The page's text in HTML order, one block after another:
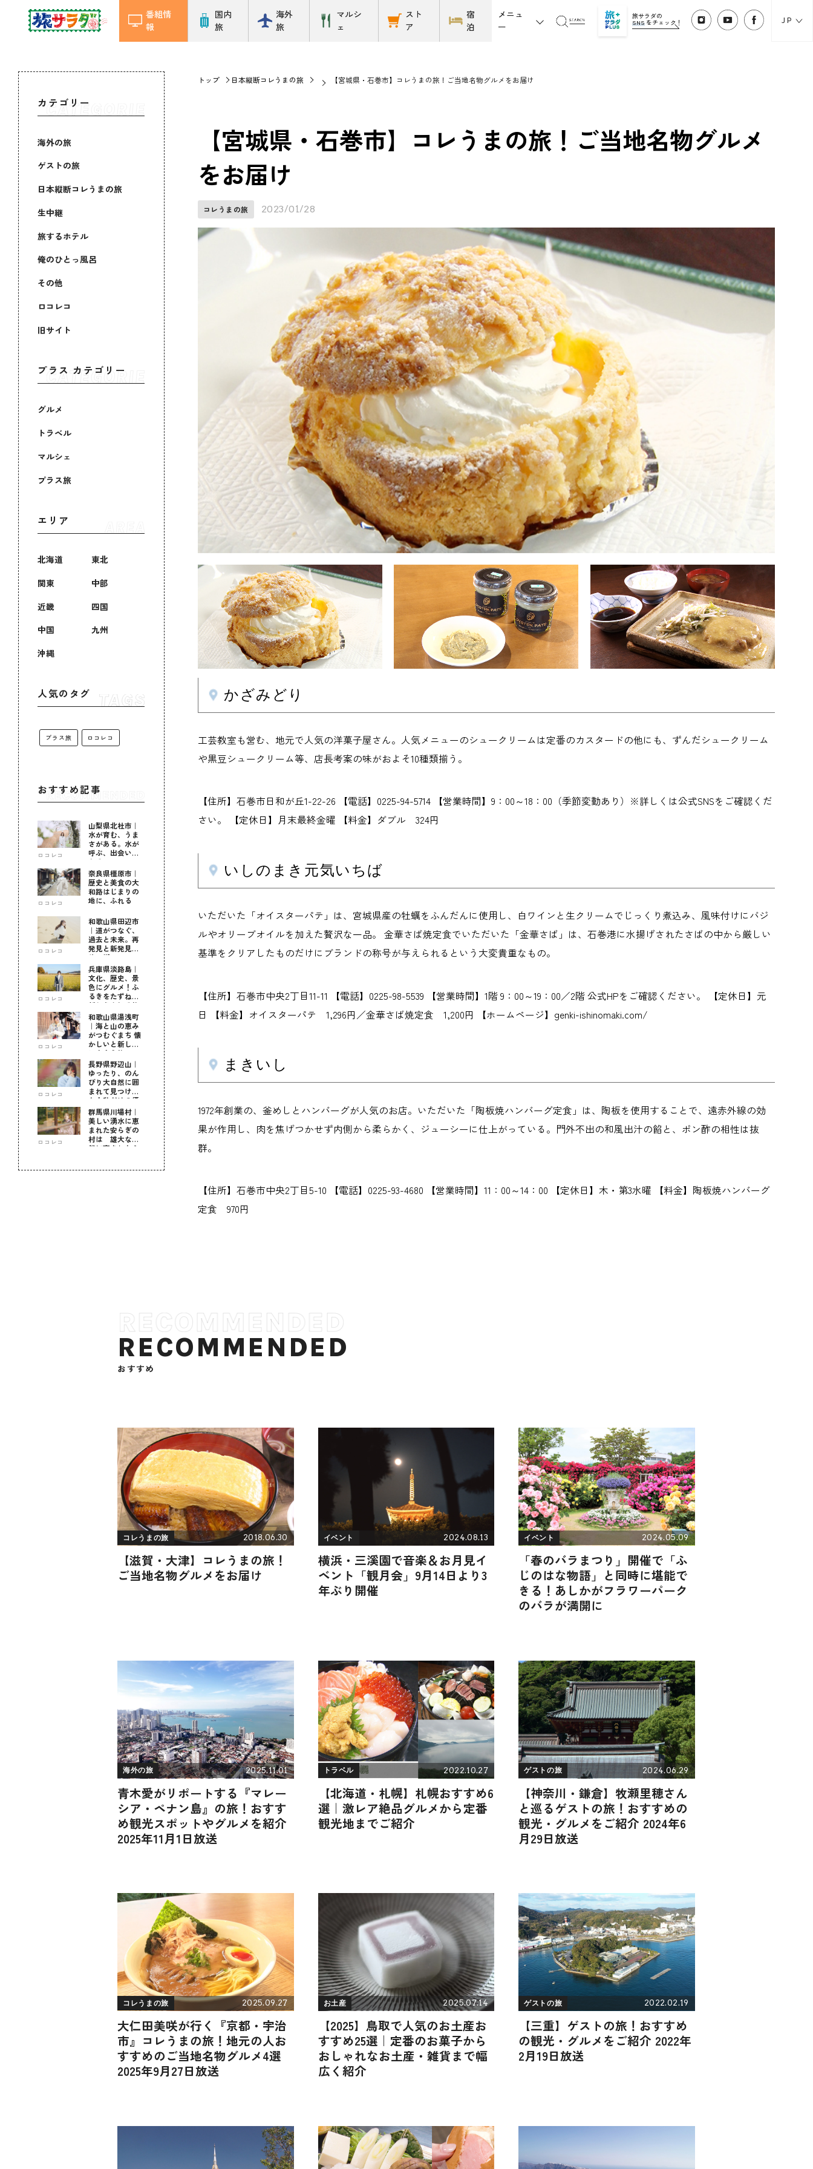
番組情
報
国内
旅
海外
旅
マルシ
ェ
スト
ア
宿
泊
メニュ
ー
旅サラダの
SNS をチェック！ JP
カテゴリー
海外の旅
ゲストの旅
日本縦断コレうまの旅
生中継
旅するホテル
俺のひとっ風呂
その他
ロコレコ
旧サイト
プラス カテゴリー
グルメ
トラベル
マルシェ
プラス旅
エリア
北海道
東北
関東
中部
近畿
四国
中国
九州
沖縄
人気のタグ
プラス旅 ロコレコ
おすすめ記事
ロコレコ
山梨県北杜市｜
水が育む、うま
さがある。水が
呼ぶ、出会いが
ある。
ロコレコ
奈良県橿原市｜
歴史と美食の大
和路はじまりの
地に、ふれる
ロコレコ
和歌山県田辺市
｜道がつなぐ、
過去と未来。再
発見と新発見の
待つ街へ
ロコレコ
兵庫県淡路島｜
文化、歴史、景
色にグルメ！ふ
るきをたずねて
新しきを知る旅
ロコレコ
和歌山県湯浅町
｜海と山の恵み
がつむぐまち 懐
かしいと新しい
に出会う旅
ロコレコ
長野県野辺山｜
ゆったり、のん
びり大自然に囲
まれて見つけ
た！私だけの優
しい自分時間
ロコレコ
群馬県川場村｜
美しい湧水に恵
まれた安らぎの
村は 雄大な自
然に育まれた心
トップ 日本縦断コレうまの旅 【宮城県・石巻市】コレうまの旅！ご当地名物グルメをお届け
【宮城県・石巻市】コレうまの旅！ご当地名物グルメ
をお届け
コレうまの旅 2023/01/28
かざみどり
工芸教室も営む、地元で人気の洋菓子屋さん。人気メニューのシュークリームは定番のカスタードの他にも、ずんだシュークリーム
や黒豆シュークリーム等、店長考案の味がおよそ10種類揃う。
【住所】石巻市日和が丘1-22-26 【電話】0225-94-5714 【営業時間】9：00～18：00（季節変動あり）※詳しくは公式SNSをご確認くだ
さい。 【定休日】月末最終金曜 【料金】ダブル 324円
いしのまき元気いちば
いただいた「オイスターパテ」は、宮城県産の牡蠣をふんだんに使用し、白ワインと生クリームでじっくり煮込み、風味付けにバジ
ルやオリーブオイルを加えた贅沢な一品。 金華さば焼定食でいただいた「金華さば」は、石巻港に水揚げされたさばの中から厳しい
基準をクリアしたものだけにブランドの称号が与えられるという大変貴重なもの。
【住所】石巻市中央2丁目11-11 【電話】0225-98-5539 【営業時間】1階 9：00～19：00／2階 公式HPをご確認ください。 【定休日】元
日 【料金】オイスターパテ 1,296円／金華さば焼定食 1,200円 【ホームページ】genki-ishinomaki.com/
まきいし
1972年創業の、釜めしとハンバーグが人気のお店。いただいた「陶板焼ハンバーグ定食」は、陶板を使用することで、遠赤外線の効
果が作用し、肉を焦げつかせず内側から柔らかく、ジューシーに仕上がっている。門外不出の和風出汁の餡と、ポン酢の相性は抜
群。
【住所】石巻市中央2丁目5-10 【電話】0225-93-4680 【営業時間】11：00～14：00 【定休日】木・第3水曜 【料金】陶板焼ハンバーグ
定食 970円
RECOMMENDED
おすすめ
コレうまの旅 2018.06.30
【滋賀・大津】コレうまの旅！
ご当地名物グルメをお届け
イベント 2024.08.13
横浜・三溪園で音楽＆お月見イ
ベント「観月会」9月14日より3
年ぶり開催
イベント 2024.05.09
「春のバラまつり」開催で「ふ
じのはな物語」と同時に堪能で
きる！あしかがフラワーパーク
のバラが満開に
海外の旅 2025.11.01
青木愛がリポートする『マレー
シア・ペナン島』の旅！おすす
め観光スポットやグルメを紹介
2025年11月1日放送
トラベル 2022.10.27
【北海道・札幌】札幌おすすめ6
選｜激レア絶品グルメから定番
観光地までご紹介
ゲストの旅 2024.06.29
【神奈川・鎌倉】牧瀬里穂さん
と巡るゲストの旅！おすすめの
観光・グルメをご紹介 2024年6
月29日放送
コレうまの旅 2025.09.27
大仁田美咲が行く『京都・宇治
市』コレうまの旅！地元の人お
すすめのご当地名物グルメ4選
2025年9月27日放送
お土産 2025.07.14
【2025】鳥取で人気のお土産お
すすめ25選｜定番のお菓子から
おしゃれなお土産・雑貨まで幅
広く紹介
ゲストの旅 2022.02.19
【三重】ゲストの旅！おすすめ
の観光・グルメをご紹介 2022年
2月19日放送